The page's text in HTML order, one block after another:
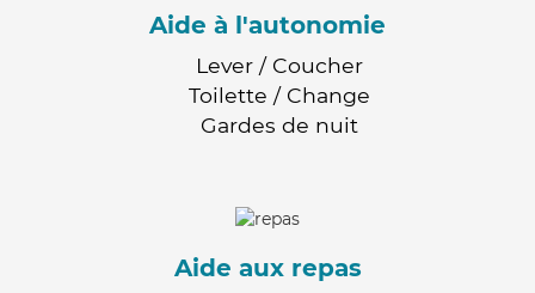
Aide à l'autonomie
Lever / Coucher
Toilette / Change
Gardes de nuit
Aide aux repas